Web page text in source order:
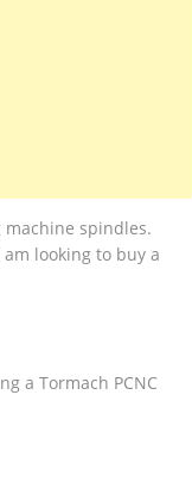
spindles.
looking to buy a
a Tormach PCNC